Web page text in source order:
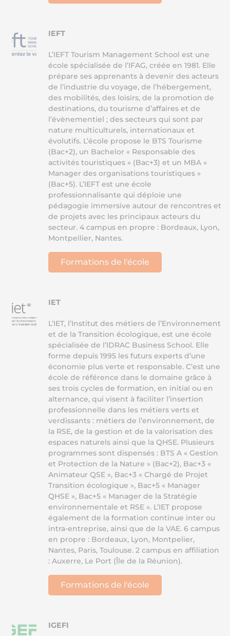
IEFT
L’IEFT Tourism Management School est une
école spécialisée de l’IFAG, créée en 1981. Elle
prépare ses apprenants à devenir des acteurs
de l’industrie du voyage, de l’hébergement,
des mobilités, des loisirs, de la promotion de
destinations, du tourisme d’affaires et de
l’évènementiel ; des secteurs qui sont par
nature multiculturels, internationaux et
évolutifs. L’école propose le BTS Tourisme
(Bac+2), un Bachelor « Responsable des
activités touristiques » (Bac+3) et un MBA «
Manager des organisations touristiques »
(Bac+5). L’IEFT est une école
professionnalisante qui déploie une
pédagogie immersive autour de rencontres et
de projets avec les principaux acteurs du
secteur. 4 campus en propre : Bordeaux, Lyon,
Montpellier, Nantes.
Formations de l'école
IET
L’IET, l’Institut des métiers de l’Environnement
et de la Transition écologique, est une école
spécialisée de l’IDRAC Business School. Elle
forme depuis 1995 les futurs experts d’une
économie plus verte et responsable. C’est une
école de référence dans le domaine grâce à
ses trois cycles de formation, en initial ou en
alternance, qui visent à faciliter l’insertion
professionnelle dans les métiers verts et
verdissants : métiers de l’environnement, de
la RSE, de la gestion et de la valorisation des
espaces naturels ainsi que la QHSE. Plusieurs
programmes sont dispensés : BTS A « Gestion
et Protection de la Nature » (Bac+2), Bac+3 «
Animateur QSE », Bac+3 « Chargé de Projet
Transition écologique », Bac+5 « Manager
QHSE », Bac+5 « Manager de la Stratégie
environnementale et RSE ». L’IET propose
également de la formation continue inter ou
intra-entreprise, ainsi que de la VAE. 6 campus
en propre : Bordeaux, Lyon, Montpelier,
Nantes, Paris, Toulouse. 2 campus en affiliation
: Auxerre, Le Port (Île de la Réunion).
Formations de l'école
IGEFI